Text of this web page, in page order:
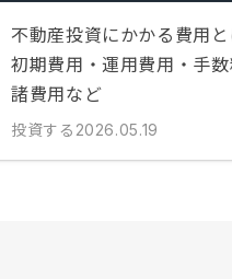
不動産投資にかかる費用
初期費用・運用費用・手数
諸費用など
投資する 2026.05.19